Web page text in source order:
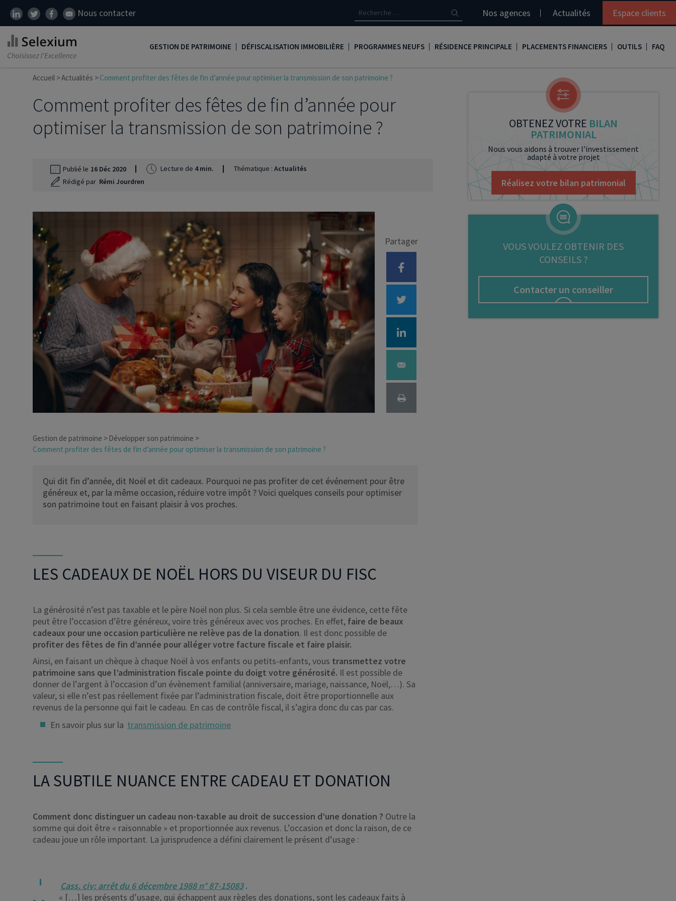
Nous contacter Nos agences Actualités Espace clients
GESTION DE PATRIMOINE
Développer son patrimoine
Réduire ses impôts
Défiscalisation
Dirigeant d’entreprise
Conseils fiscalité d’entreprise
DÉFISCALISATION IMMOBILIÈRE
Loi Denormandie
Dispositif Jeanbrun
Logement locatif intermédiaire
Loi Pinel
Anciens dispositifs
Investissement locatif
PROGRAMMES NEUFS
Appartements neufs à Paris
Appartements neufs à Bordeaux
RÉSIDENCE PRINCIPALE
Renégocier son crédit immobilier
PLACEMENTS FINANCIERS
PEA
Loi Madelin
SCPI
OUTILS
Simulation loi Denormandie
Comment réaliser son bilan patrimonial ?
Le guide de la loi Denormandie 2026
Simulation prêt immobilier
Nos vidéos
Nos Podcasts
FAQ
Accueil Actualités Comment profiter des fêtes de fin d’année pour optimiser la transmission de son patrimoine ?
Comment profiter des fêtes de fin d’année pour
optimiser la transmission de son patrimoine ?
Publié le 16 Déc 2020 Lecture de 4 min. Thématique : Actualités
Rédigé par Rémi Jourdren
Partager
Gestion de patrimoine
Développer son patrimoine
Comment profiter des fêtes de fin d’année pour optimiser la transmission de son patrimoine ?
Qui dit fin d’année, dit Noël et dit cadeaux. Pourquoi ne pas profiter de cet événement pour être
généreux et, par la même occasion, réduire votre impôt ? Voici quelques conseils pour optimiser
son patrimoine tout en faisant plaisir à vos proches.
LES CADEAUX DE NOËL HORS DU VISEUR DU FISC
La générosité n’est pas taxable et le père Noël non plus. Si cela semble être une évidence, cette fête
peut être l’occasion d’être généreux, voire très généreux avec vos proches. En effet, faire de beaux
cadeaux pour une occasion particulière ne relève pas de la donation. Il est donc possible de
profiter des fêtes de fin d’année pour alléger votre facture fiscale et faire plaisir.
Ainsi, en faisant un chèque à chaque Noël à vos enfants ou petits-enfants, vous transmettez votre
patrimoine sans que l’administration fiscale pointe du doigt votre générosité. Il est possible de
donner de l’argent à l’occasion d’un évènement familial (anniversaire, mariage, naissance, Noël,…). Sa
valeur, si elle n’est pas réellement fixée par l’administration fiscale, doit être proportionnelle aux
revenus de la personne qui fait le cadeau. En cas de contrôle fiscal, il s’agira donc du cas par cas.
En savoir plus sur la transmission de patrimoine
LA SUBTILE NUANCE ENTRE CADEAU ET DONATION
Comment donc distinguer un cadeau non-taxable au droit de succession d’une donation ? Outre la
somme qui doit être « raisonnable » et proportionnée aux revenus. L’occasion et donc la raison, de ce
cadeau joue un rôle important. La jurisprudence a défini clairement le présent d’usage :
Cass. civ; arrêt du 6 décembre 1988 n° 87-15083.
« […] les présents d’usage, qui échappent aux règles des donations, sont les cadeaux faits à
OBTENEZ VOTRE BILAN
PATRIMONIAL
Nous vous aidons à trouver l’investissement
adapté à votre projet
Réalisez votre bilan patrimonial
VOUS VOULEZ OBTENIR DES
CONSEILS ?
Contacter un conseiller